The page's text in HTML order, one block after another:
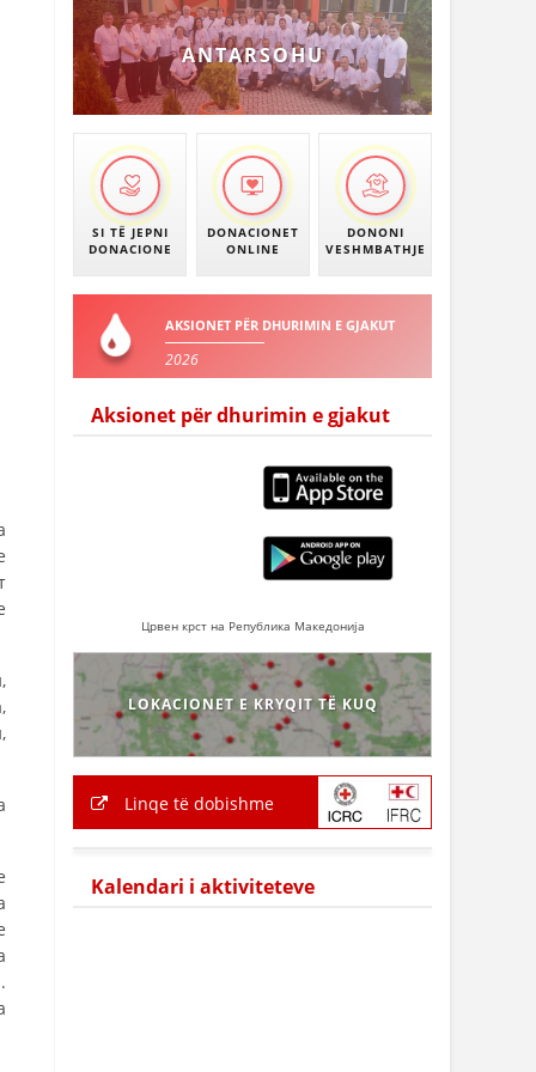
ANTARSOHU
SI TË JEPNI
DONACIONE
DONACIONET
ONLINE
DONONI
VESHMBATHJE
AKSIONET PËR DHURIMIN E GJAKUT
2026
Aksionet për dhurimin e gjakut
Црвен крст на Република Македонија
LOKACIONET E KRYQIT TË KUQ
Linqe të dobishme
Kalendari i aktiviteteve